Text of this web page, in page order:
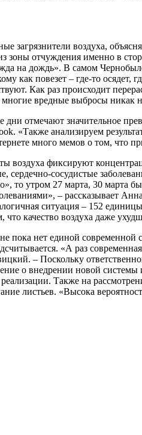
загрязнители воздуха,
зоны отчуждения именно в
на дождь». В самом
как повезет – где-то осядет,
Как раз происходит
многие вредные выбросы никак
дни отмечают значительное
«Также анализируем
много мемов о том, что
воздуха фиксируют
сердечно-сосудистые
то утром 27 марта, 30 марта
– рассказывает
ситуация – 152
что качество воздуха даже
пока нет единой
«А раз современная
– Поскольку
о внедрении новой
Также на
листьев. «Высока